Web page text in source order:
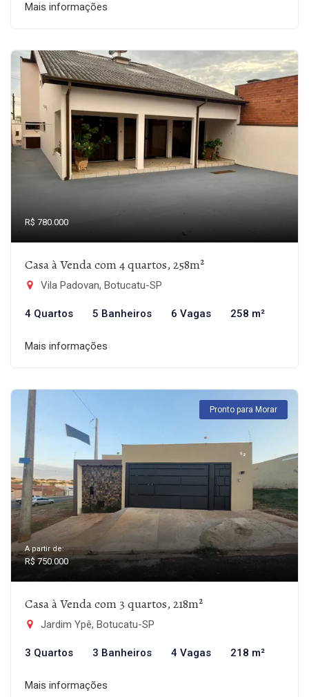
Mais informações
R$ 780.000
Casa à Venda com 4 quartos, 258m²
Vila Padovan, Botucatu-SP
4 Quartos 5 Banheiros 6 Vagas 258 m²
Mais informações
Pronto para Morar
A partir de:
R$ 750.000
Casa à Venda com 3 quartos, 218m²
Jardim Ypê, Botucatu-SP
3 Quartos 3 Banheiros 4 Vagas 218 m²
Mais informações